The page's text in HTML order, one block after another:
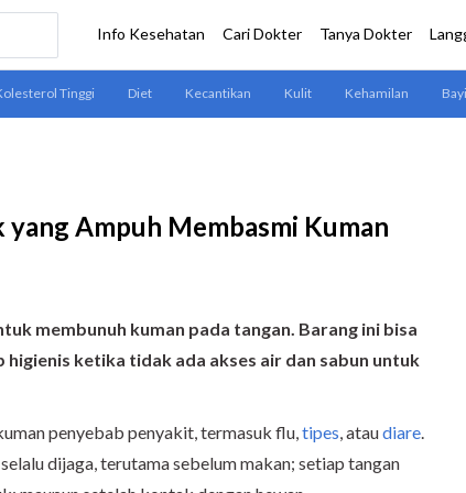
Ampuh Membasmi Kuman
membunuh kuman pada tangan. Barang ini bisa
ketika tidak ada akses air dan sabun untuk
penyebab penyakit, termasuk flu,tipes, ataudiare.
dijaga, terutama sebelum makan; setiap tangan